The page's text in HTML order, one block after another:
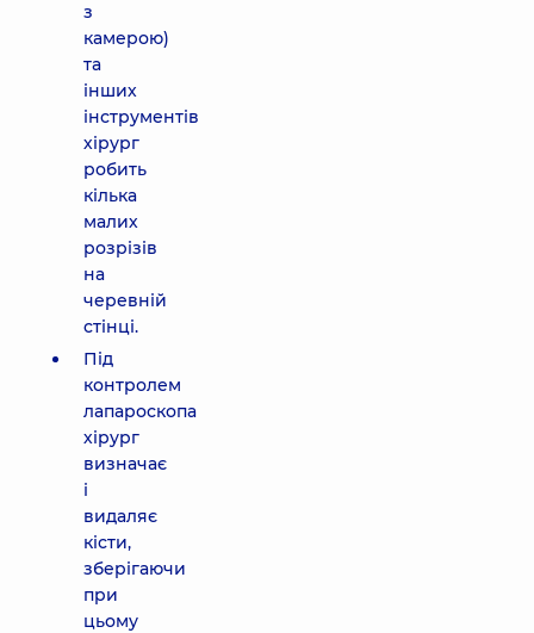
з
камерою)
та
інших
інструментів
хірург
робить
кілька
малих
розрізів
на
черевній
стінці.
Під
контролем
лапароскопа
хірург
визначає
і
видаляє
кісти,
зберігаючи
при
цьому